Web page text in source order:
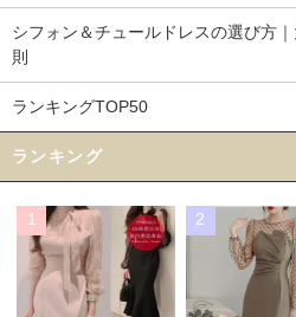
シフォン＆チュールドレスの選び方
則
ランキングTOP50
ランキング
1 2